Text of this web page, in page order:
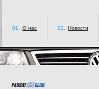
01. О нас 02. Новости